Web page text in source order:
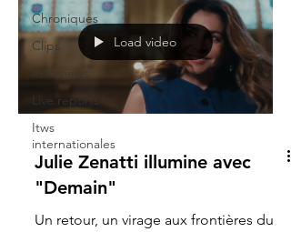
Chroniques
Clips
Interviews
Live reports
Itws
internationales
Load video
Julie Zenatti illumine avec
"Demain"
Un retour, un virage aux frontières du